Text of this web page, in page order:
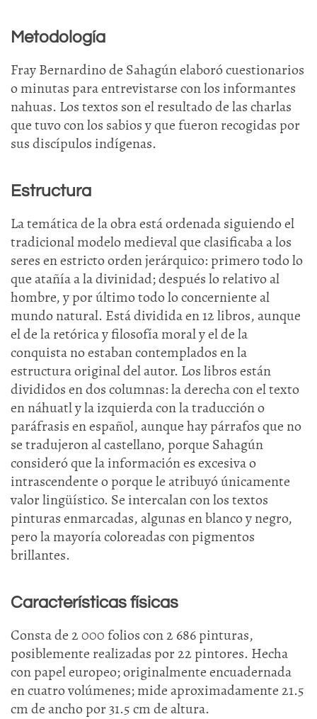
Metodología
Fray Bernardino de Sahagún elaboró cuestionarios
o minutas para entrevistarse con los informantes
nahuas. Los textos son el resultado de las charlas
que tuvo con los sabios y que fueron recogidas por
sus discípulos indígenas.
Estructura
La temática de la obra está ordenada siguiendo el
tradicional modelo medieval que clasificaba a los
seres en estricto orden jerárquico: primero todo lo
que atañía a la divinidad; después lo relativo al
hombre, y por último todo lo concerniente al
mundo natural. Está dividida en 12 libros, aunque
el de la retórica y filosofía moral y el de la
conquista no estaban contemplados en la
estructura original del autor. Los libros están
divididos en dos columnas: la derecha con el texto
en náhuatl y la izquierda con la traducción o
paráfrasis en español, aunque hay párrafos que no
se tradujeron al castellano, porque Sahagún
consideró que la información es excesiva o
intrascendente o porque le atribuyó únicamente
valor lingüístico. Se intercalan con los textos
pinturas enmarcadas, algunas en blanco y negro,
pero la mayoría coloreadas con pigmentos
brillantes.
Características físicas
Consta de 2 000 folios con 2 686 pinturas,
posiblemente realizadas por 22 pintores. Hecha
con papel europeo; originalmente encuadernada
en cuatro volúmenes; mide aproximadamente 21.5
cm de ancho por 31.5 cm de altura.